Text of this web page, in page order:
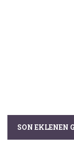
SON EKLENEN